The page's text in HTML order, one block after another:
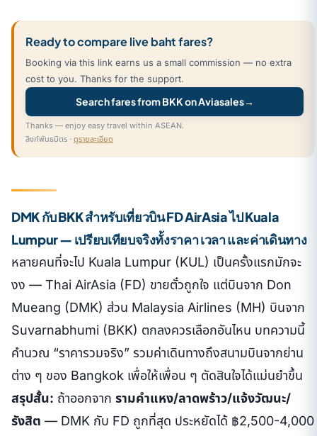
Ready to compare live baht fares?
Booking via this link earns us a small commission — no extra
cost to you. Thanks for the support.
Search fares from BKK on Aviasales→
Thanks — enjoy easy travel within ASEAN.
ลิงก์พันธมิตร · ดูรายละเอียด
DMK กับ BKK สำหรับเที่ยวบิน FD AirAsia ไป Kuala
Lumpur — เปรียบเทียบจริงทั้งราคา เวลา และค่าเดินทาง
หลายคนที่จะไป Kuala Lumpur (KUL) เป็นครั้งแรกมักจะ
งง — Thai AirAsia (FD) ขายตั๋วถูกใจ แต่บินจาก Don
Mueang (DMK) ส่วน Malaysia Airlines (MH) บินจาก
Suvarnabhumi (BKK) ตกลงควรเลือกอันไหน บทความนี้
คำนวณ “ราคารวมจริง” รวมค่าเดินทางถึงสนามบินจากย่าน
ต่าง ๆ ของ Bangkok เพื่อให้เพื่อน ๆ ตัดสินใจได้แม่นยำขึ้น
สรุปสั้น: ถ้าออกจาก รามคำแหง/ลาดพร้าว/แจ้งวัฒนะ/
รังสิต — DMK กับ FD ถูกที่สุด ประหยัดได้ ฿2,500-4,000